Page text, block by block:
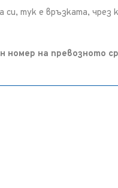
си, тук е връзката,
номер на превозното